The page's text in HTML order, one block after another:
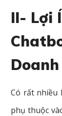
II- Lợi
Doanh
Có rất nhiều
phụ thuộc